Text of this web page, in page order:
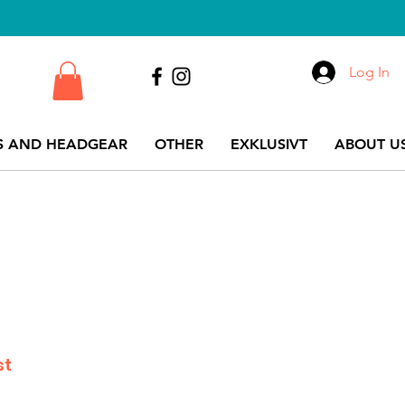
AND HEADGEAR OTHER EXKLUSIVT ABOUT
Log In